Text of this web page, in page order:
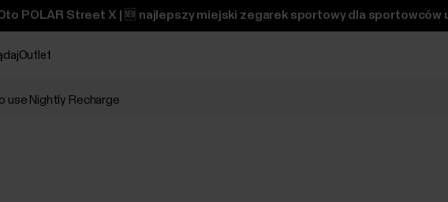
POLAR Street X | 🆕 najlepszy miejski zegarek sportowy dla sportowców
Outlet
use Nightly Recharge